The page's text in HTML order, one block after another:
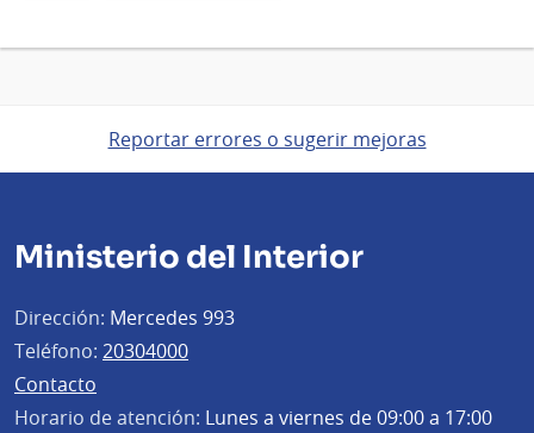
Reportar errores o sugerir mejoras
Ministerio del Interior
Dirección: Mercedes 993
Teléfono: 20304000
Contacto
Horario de atención: Lunes a viernes de 09:00 a 17:00